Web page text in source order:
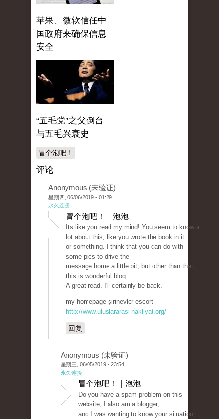
苹果、微软信任中
国政府来确保信息
安全
“五毛党”之父倒台
与五毛兴衰史
冒个泡吧！
评论
Anonymous (未验证)
星期四, 06/06/2019 - 01:29
永久连接
冒个泡吧！ | 泡泡
Its like you read my mind! You seem to know a
lot about this, like you wrote the book in it
or something. I think that you can do with
some pics to drive the
message home a little bit, but other than that,
this is wonderful blog.
A great read. I'll certainly be back.
my homepage şirinevler escort -
http://www.uluslararasi-nakliyat.org/
回复
Anonymous (未验证)
星期三, 06/05/2019 - 23:54
永久连接
冒个泡吧！ | 泡泡
Do you have a spam problem on this
website; I also am a blogger,
and I was wanting to know your situation;